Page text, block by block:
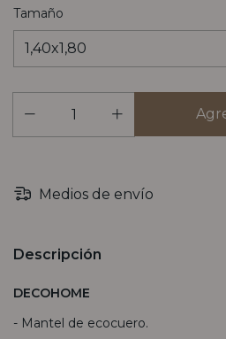
Tamaño
Medios de envío
Descripción
DECOHOME
- Mantel de ecocuero.